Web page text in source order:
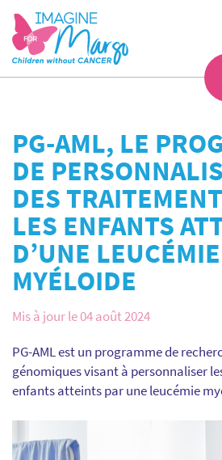
PG-AML, LE
DE
DES
LES ENFANTS
D’UNE LEUCÉMIE
MYÉLOIDE
Mis à jour le 04 août 2024
PG-AML est un programme de
génomiques visant à personnaliser
enfants atteints par une leucémie